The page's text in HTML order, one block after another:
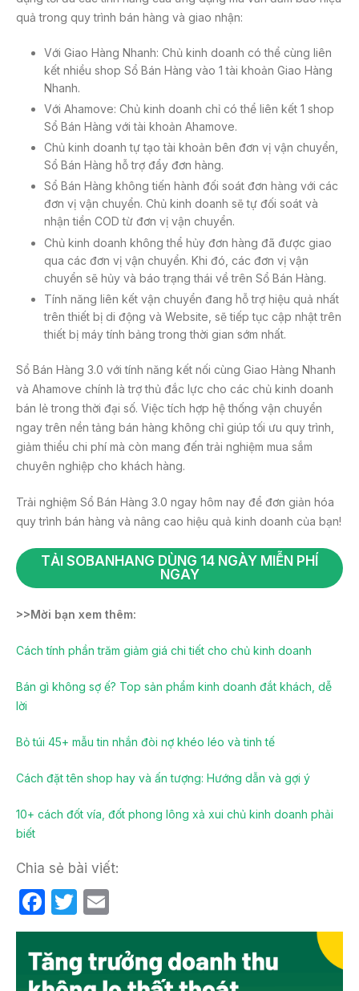
quả trong quy trình bán hàng và giao nhận:
Với Giao Hàng Nhanh: Chủ kinh doanh có thể cùng liên
kết nhiều shop Sổ Bán Hàng vào 1 tài khoản Giao Hàng
Nhanh.
Với Ahamove: Chủ kinh doanh chỉ có thể liên kết 1 shop
Sổ Bán Hàng với tài khoản Ahamove.
Chủ kinh doanh tự tạo tài khoản bên đơn vị vận chuyển,
Sổ Bán Hàng hỗ trợ đẩy đơn hàng.
Sổ Bán Hàng không tiến hành đối soát đơn hàng với các
đơn vị vận chuyển. Chủ kinh doanh sẽ tự đối soát và
nhận tiền COD từ đơn vị vận chuyển.
Chủ kinh doanh không thể hủy đơn hàng đã được giao
qua các đơn vị vận chuyển. Khi đó, các đơn vị vận
chuyển sẽ hủy và báo trạng thái về trên Sổ Bán Hàng.
Tính năng liên kết vận chuyển đang hỗ trợ hiệu quả nhất
trên thiết bị di động và Website, sẽ tiếp tục cập nhật trên
thiết bị máy tính bảng trong thời gian sớm nhất.
Sổ Bán Hàng 3.0 với tính năng kết nối cùng Giao Hàng Nhanh
và Ahamove chính là trợ thủ đắc lực cho các chủ kinh doanh
bán lẻ trong thời đại số. Việc tích hợp hệ thống vận chuyển
ngay trên nền tảng bán hàng không chỉ giúp tối ưu quy trình,
giảm thiểu chi phí mà còn mang đến trải nghiệm mua sắm
chuyên nghiệp cho khách hàng.
Trải nghiệm Sổ Bán Hàng 3.0 ngay hôm nay để đơn giản hóa
quy trình bán hàng và nâng cao hiệu quả kinh doanh của bạn!
TẢI SOBANHANG DÙNG 14 NGÀY MIỄN PHÍ
NGAY
>>Mời bạn xem thêm:
Cách tính phần trăm giảm giá chi tiết cho chủ kinh doanh
Bán gì không sợ ế? Top sản phẩm kinh doanh đắt khách, dễ
lời
Bỏ túi 45+ mẫu tin nhắn đòi nợ khéo léo và tinh tế
Cách đặt tên shop hay và ấn tượng: Hướng dẫn và gợi ý
10+ cách đốt vía, đốt phong lông xả xui chủ kinh doanh phải
biết
Chia sẻ bài viết:
F
a
c
e
T
w
itt
er
m
ail